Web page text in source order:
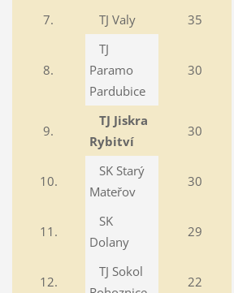
7. TJ Valy 35
8.
TJ
Paramo
Pardubice
30
9.
TJ Jiskra
Rybitví
30
10.
SK Starý
Mateřov
30
11.
SK
Dolany
29
12.
TJ Sokol
22